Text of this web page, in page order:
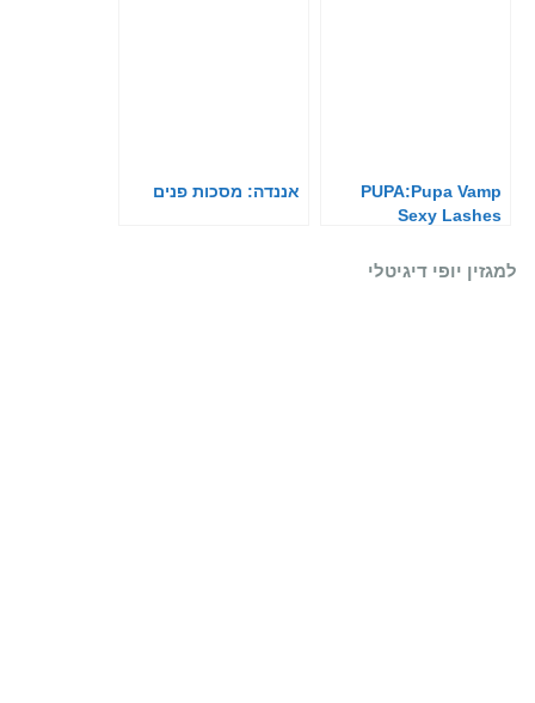
PUPA:Pupa Vamp
Sexy Lashes
אננדה: מסכות פנים
למגזין יופי דיגיטלי